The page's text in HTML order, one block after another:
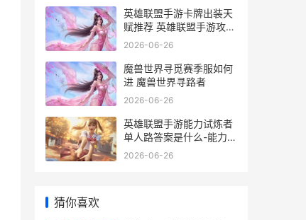
英雄联盟手游卡牌出装天
赋推荐 英雄联盟手游攻略
详情
2026-06-26
魔兽世界寻觅赛季服如何
进 魔兽世界寻路者
2026-06-26
英雄联盟手游能力试炼者
单人路答案是什么-能力试
炼者单人路答案分享
2026-06-26
猜你喜欢